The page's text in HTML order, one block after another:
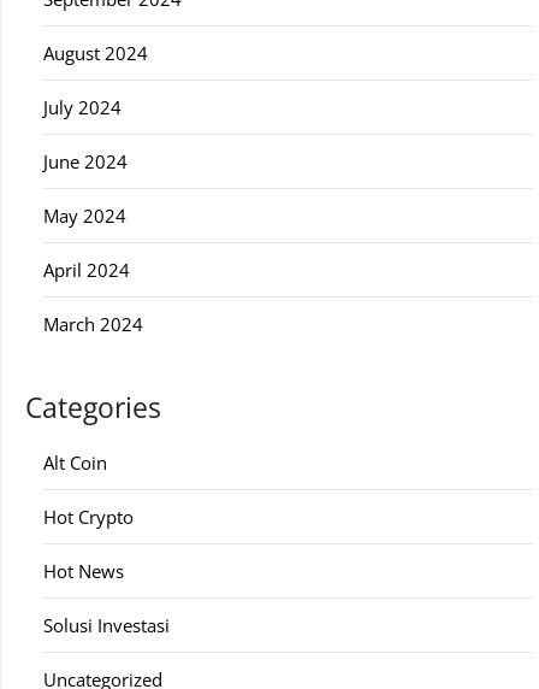
August 2024
July 2024
June 2024
May 2024
April 2024
March 2024
Categories
Alt Coin
Hot Crypto
Hot News
Solusi Investasi
Uncategorized